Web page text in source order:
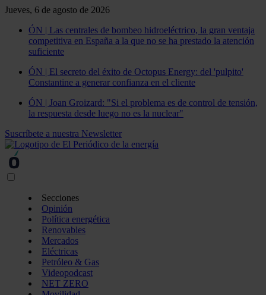
Jueves, 6 de agosto de 2026
ÓN | Las centrales de bombeo hidroeléctrico, la gran ventaja
competitiva en España a la que no se ha prestado la atención
suficiente
ÓN | El secreto del éxito de Octopus Energy: del 'pulpito'
Constantine a generar confianza en el cliente
ÓN | Joan Groizard: "Si el problema es de control de tensión,
la respuesta desde luego no es la nuclear"
Suscríbete a nuestra Newsletter
Secciones
Opinión
Política energética
Renovables
Mercados
Eléctricas
Petróleo & Gas
Videopodcast
NET ZERO